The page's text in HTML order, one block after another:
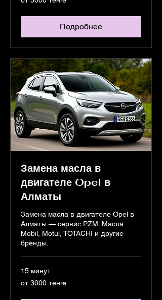
3000
Подробнее
Замена масла в
двигателе Opel в
Алматы
Замена масла в двигателе Opel в
Алматы — сервис PZM. Масла
Mobil, Motul, TOTACHI и другие
бренды.
15 минут
3000
от 3000 тенге